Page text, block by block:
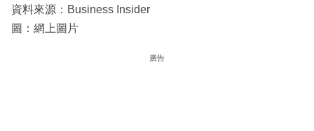
資料來源：Business Insider
圖：網上圖片
廣告